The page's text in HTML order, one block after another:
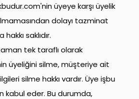
'nin üyeye karşı üyelik
dolayı tazminat
saklıdır.
tek taraflı olarak
üyeliğini silme, müşteriye ait
silme hakkı vardır. Üye işbu
kabul eder. Bu durumda,